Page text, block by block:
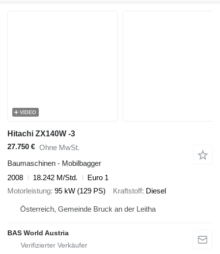
VIDEO
Hitachi ZX140W -3
27.750 € Ohne MwSt.
Baumaschinen - Mobilbagger
2008
18.242 M/Std.
Euro 1
Motorleistung 95 kW (129 PS) Kraftstoff Diesel
Österreich, Gemeinde Bruck an der Leitha
BAS World Austria